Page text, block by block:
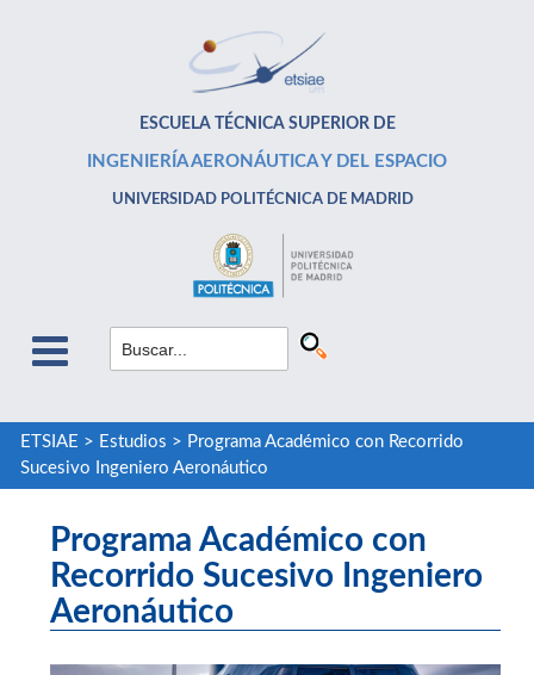
ESCUELA TÉCNICA SUPERIOR DE
INGENIERÍA AERONÁUTICA Y DEL ESPACIO
UNIVERSIDAD POLITÉCNICA DE MADRID
ETSIAE > Estudios > Programa Académico con Recorrido
Sucesivo Ingeniero Aeronáutico
Programa Académico con
Recorrido Sucesivo Ingeniero
Aeronáutico